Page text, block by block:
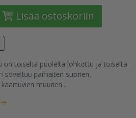
Lisää ostoskoriin
on toiselta puolelta lohkottu ja toiselta
soveltuu parhaiten suorien,
muurien...